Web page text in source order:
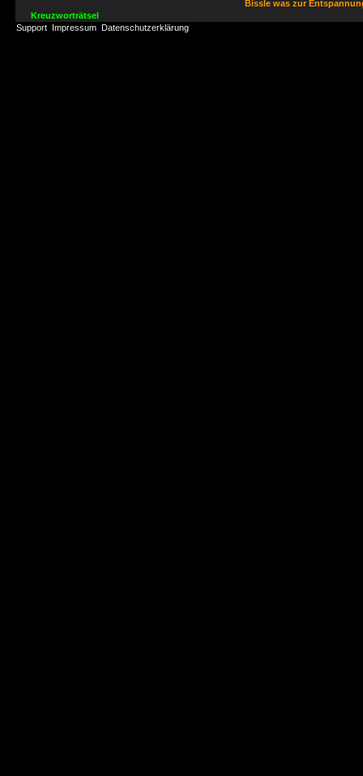
Bissle was zur
Kreuzworträtsel
Support Impressum Datenschutzerklärung